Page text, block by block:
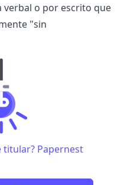
verbal o por escrito que
"sin
titular? Papernest